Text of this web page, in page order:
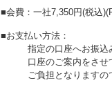
■会費：一社7,350円(税込
■お支払い方法：
指定の口座へお振込み
口座のご案内をさせて
ご負担となりますので